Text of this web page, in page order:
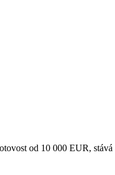
od 10 000 EUR,